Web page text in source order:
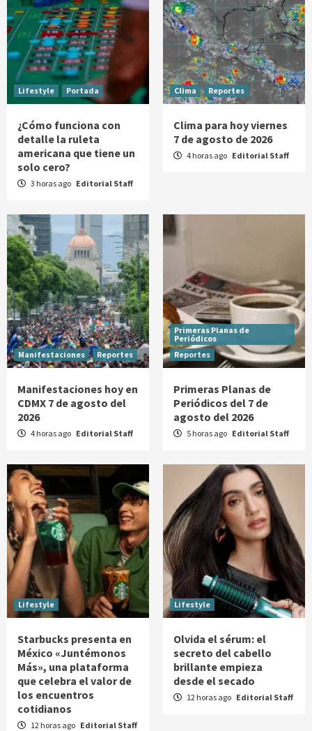
Lifestyle Portada
¿Cómo funciona con
detalle la ruleta
americana que tiene un
solo cero?
3 horas ago Editorial Staff
Clima Reportes
Clima para hoy viernes
7 de agosto de 2026
4 horas ago Editorial Staff
Manifestaciones Reportes
Manifestaciones hoy en
CDMX 7 de agosto del
2026
4 horas ago Editorial Staff
Primeras Planas de
Periódicos
Reportes
Primeras Planas de
Periódicos del 7 de
agosto del 2026
5 horas ago Editorial Staff
Lifestyle
Starbucks presenta en
México «Juntémonos
Más», una plataforma
que celebra el valor de
los encuentros
cotidianos
12 horas ago Editorial Staff
Lifestyle
Olvida el sérum: el
secreto del cabello
brillante empieza
desde el secado
12 horas ago Editorial Staff